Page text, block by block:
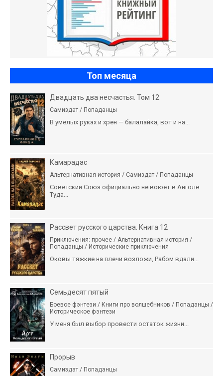
Топ месяца
Двадцать два несчастья. Том 12
Самиздат / Попаданцы
В умелых руках и хрен — балалайка, вот и на...
Камарадас
Альтернативная история / Самиздат / Попаданцы
Советский Союз официально не воюет в Анголе.
Туда...
Рассвет русского царства. Книга 12
Приключения: прочее / Альтернативная история /
Попаданцы / Исторические приключения
Оковы тяжкие на плечи возложи, Рабом вдали...
Семьдесят пятый
Боевое фэнтези / Книги про волшебников / Попаданцы /
Историческое фэнтези
У меня был выбор провести остаток жизни...
Прорыв
Самиздат / Попаданцы